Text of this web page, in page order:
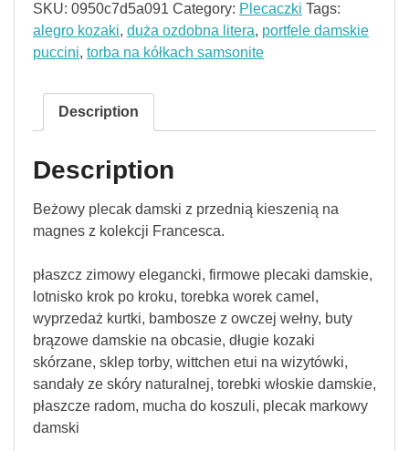
SKU: 0950c7d5a091 Category: Plecaczki Tags:
alegro kozaki, duża ozdobna litera, portfele damskie
puccini, torba na kółkach samsonite
Description
Description
Beżowy plecak damski z przednią kieszenią na
magnes z kolekcji Francesca.
płaszcz zimowy elegancki, firmowe plecaki damskie,
lotnisko krok po kroku, torebka worek camel,
wyprzedaż kurtki, bambosze z owczej wełny, buty
brązowe damskie na obcasie, długie kozaki
skórzane, sklep torby, wittchen etui na wizytówki,
sandały ze skóry naturalnej, torebki włoskie damskie,
płaszcze radom, mucha do koszuli, plecak markowy
damski